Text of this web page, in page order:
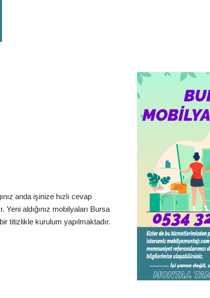
anda işinize hızlı cevap
aldığınız mobilyaları Bursa
titizlikle kurulum yapılmaktadır.